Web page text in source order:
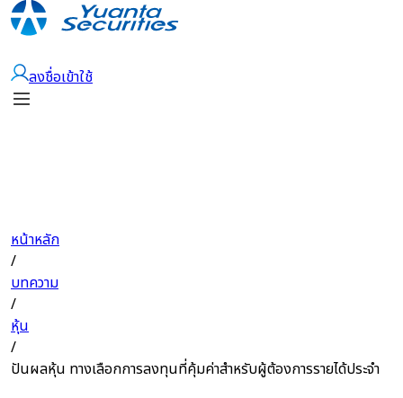
ลงชื่อเข้าใช้
หน้าหลัก
/
บทความ
/
หุ้น
/
ปันผลหุ้น ทางเลือกการลงทุนที่คุ้มค่าสำหรับผู้ต้องการรายได้ประจำ